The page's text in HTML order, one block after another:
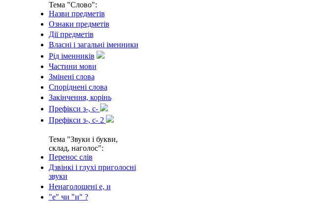
Тема "Слово":
Назви предметів
Ознаки предметів
Дії предметів
Власні і загальні іменники
Рід іменників
Частини мови
Змінені слова
Споріднені слова
Закінчення, корінь
Префікси з-, с-
Префікси з-, с- 2
Тема "Звуки і букви,
склад, наголос":
Перенос слів
Дзвінкі і глухі приголосні
звуки
Ненаголошені е, и
"е" чи "и" ?